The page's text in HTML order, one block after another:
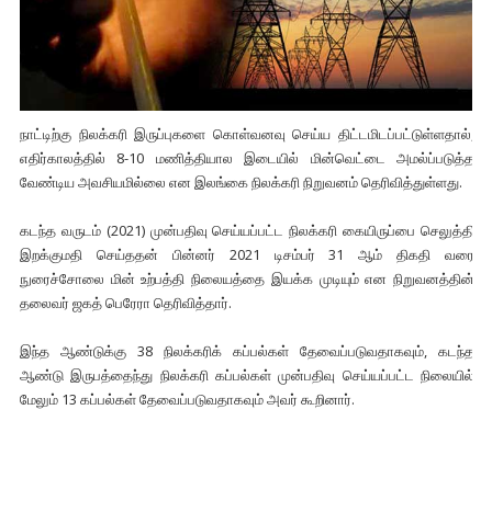
நாட்டிற்கு நிலக்கரி இருப்புகளை கொள்வனவு செய்ய திட்டமிடப்பட்டுள்ளதால்,
எதிர்காலத்தில் 8-10 மணித்தியால இடையில் மின்வெட்டை அமல்ப்படுத்த
வேண்டிய அவசியமில்லை என இலங்கை நிலக்கரி நிறுவனம் தெரிவித்துள்ளது.
கடந்த வருடம் (2021) முன்பதிவு செய்யப்பட்ட நிலக்கரி கையிருப்பை செலுத்தி
இறக்குமதி செய்ததன் பின்னர் 2021 டிசம்பர் 31 ஆம் திகதி வரை
நுரைச்சோலை மின் உற்பத்தி நிலையத்தை இயக்க முடியும் என நிறுவனத்தின்
தலைவர் ஜகத் பெரேரா தெரிவித்தார்.
இந்த ஆண்டுக்கு 38 நிலக்கரிக் கப்பல்கள் தேவைப்படுவதாகவும், கடந்த
ஆண்டு இருபத்தைந்து நிலக்கரி கப்பல்கள் முன்பதிவு செய்யப்பட்ட நிலையில்
மேலும் 13 கப்பல்கள் தேவைப்படுவதாகவும் அவர் கூறினார்.